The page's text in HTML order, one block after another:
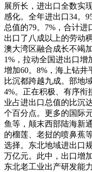
展所长，进出口全数实
感化。全年进出口34。
总值的79。7%，合计进
出口了八成以上的劳动
澳大湾区融合成长不竭
1%，拉动全国进出口增
增加60。8%，海上钻井
比沉都跨越九成。部地
4%。正在积极、有序衔
业占进出口总值的比沉
个百分点。更多的国际
鱼等，颠末西部陆海新
的榴莲、老挝的喷鼻蕉
选择。东北地域进出口
万亿元。此中，出口增
东北老工业出产研发能